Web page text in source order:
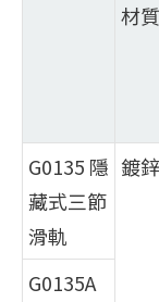
材質
G0135 隱
藏式三節
滑軌
鍍
G0135A